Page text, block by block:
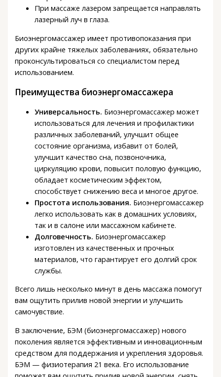
При массаже лазером запрещается направлять
лазерный луч в глаза.
Биоэнергомассажер имеет противопоказания при
других крайне тяжелых заболеваниях, обязательно
проконсультироваться со специалистом перед
использованием.
Преимущества биоэнергомассажера
Универсальность. Биоэнергомассажер может
использоваться для лечения и профилактики
различных заболеваний, улучшит общее
состояние организма, избавит от болей,
улучшит качество сна, позвоночника,
циркуляцию крови, повысит половую функцию,
обладает косметическим эффектом,
способствует снижению веса и многое другое.
Простота использования. Биоэнергомассажер
легко использовать как в домашних условиях,
так и в салоне или массажном кабинете.
Долговечность. Биоэнергомассажер
изготовлен из качественных и прочных
материалов, что гарантирует его долгий срок
службы.
Всего лишь несколько минут в день массажа помогут
вам ощутить прилив новой энергии и улучшить
самочувствие.
В заключение, БЭМ (биоэнергомассажер) нового
поколения является эффективным и инновационным
средством для поддержания и укрепления здоровья.
БЭМ — физиотерапия 21 века. Его использование